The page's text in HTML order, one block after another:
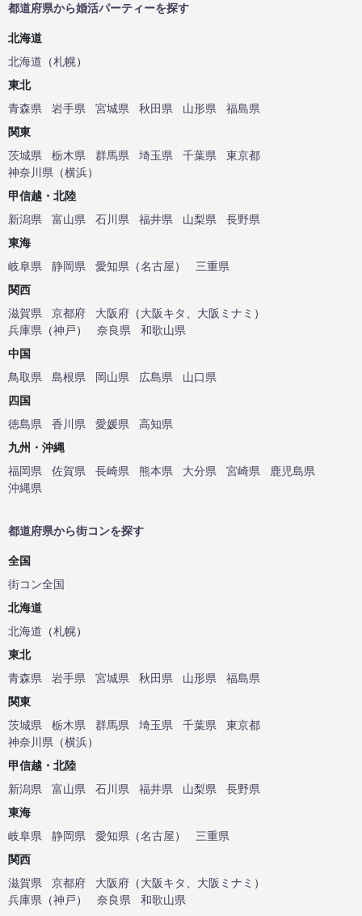
都道府県から婚活パーティーを探す
北海道
北海道 （札幌）
東北
青森県
岩手県 宮城県 秋田県 山形県
福島県
関東
茨城県
栃木県 群馬県 埼玉県 千葉県
東京都
神奈川県 （横浜）
甲信越・北陸
新潟県
富山県 石川県 福井県 山梨県
長野県
東海
岐阜県
静岡県 愛知県 （名古屋）
三重県
関西
滋賀県
京都府 大阪府 （大阪キタ 大阪ミナミ ）
兵庫県 （神戸） 奈良県
和歌山県
中国
鳥取県
島根県 岡山県 広島県
山口県
四国
徳島県
香川県 愛媛県
高知県
九州・沖縄
福岡県
佐賀県 長崎県 熊本県 大分県 宮崎県
鹿児島県
沖縄県
都道府県から街コンを探す
全国
街コン全国
北海道
北海道 （札幌）
東北
青森県
岩手県 宮城県 秋田県 山形県
福島県
関東
茨城県
栃木県 群馬県 埼玉県 千葉県
東京都
神奈川県 （横浜）
甲信越・北陸
新潟県
富山県 石川県 福井県 山梨県
長野県
東海
岐阜県
静岡県 愛知県 （名古屋）
三重県
関西
滋賀県
京都府 大阪府 （大阪キタ 大阪ミナミ ）
兵庫県 （神戸） 奈良県 和歌山県